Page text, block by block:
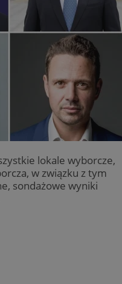
lokale wyborcze,
w związku z tym
sondażowe wyniki